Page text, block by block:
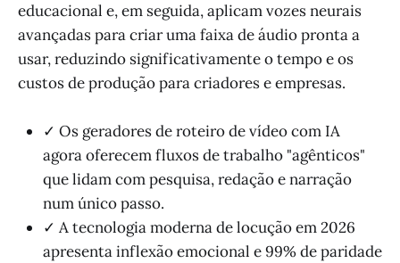
educacional e, em seguida, aplicam vozes neurais
avançadas para criar uma faixa de áudio pronta a
usar, reduzindo significativamente o tempo e os
custos de produção para criadores e empresas.
✓ Os geradores de roteiro de vídeo com IA
agora oferecem fluxos de trabalho "agênticos"
que lidam com pesquisa, redação e narração
num único passo.
✓ A tecnologia moderna de locução em 2026
apresenta inflexão emocional e 99% de paridade